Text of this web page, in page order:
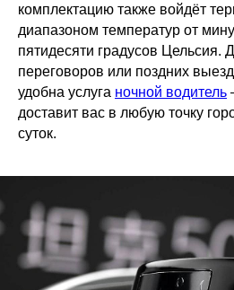
комплектацию также войдёт
диапазоном температур от
пятидесяти градусов Цельсия.
переговоров или поздних
удобна услуга ночной водитель
доставит вас в любую точку
суток.